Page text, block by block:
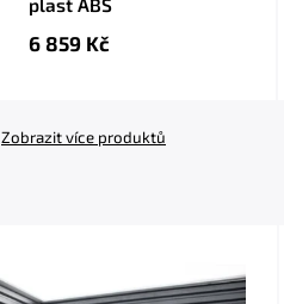
plast ABS
6 859 Kč
Zobrazit více produktů